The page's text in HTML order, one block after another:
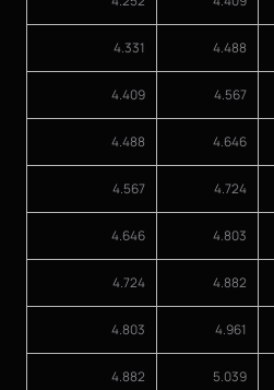
4.488
4.331
4.567
4.409
4.646
4.488
4.724
4.567
4.803
4.646
4.882
4.724
4.961
4.803
5.039
4.882